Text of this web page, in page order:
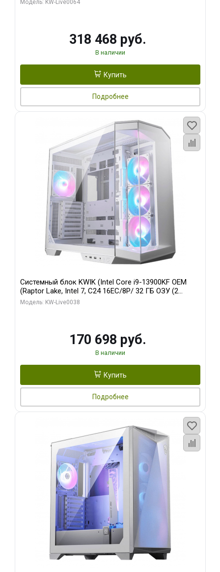
Модель: KW-Live0064
318 468 руб.
В наличии
Купить
Подробнее
Системный блок KWIK (Intel Core i9-13900KF OEM
(Raptor Lake, Intel 7, C24 16EC/8P/ 32 ГБ ОЗУ (2
модуля)/ Gigabyte RX9070XT GAMING OC 16GB GDDR6
Модель: KW-Live0038
170 698 руб.
В наличии
Купить
Подробнее